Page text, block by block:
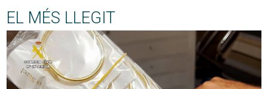
EL MÉS LLEGIT